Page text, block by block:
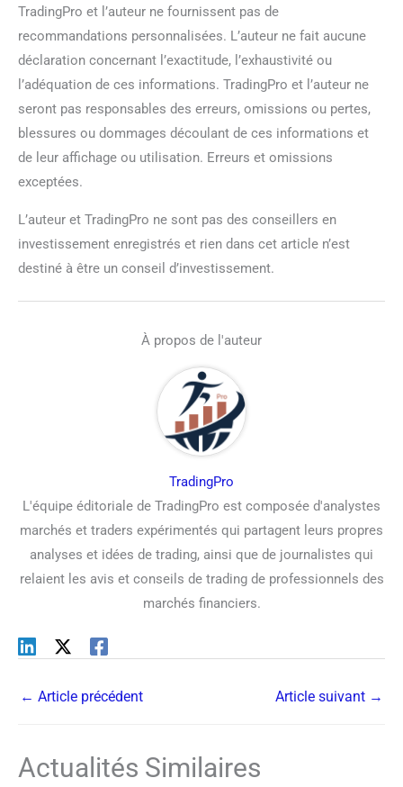
TradingPro et l’auteur ne fournissent pas de
recommandations personnalisées. L’auteur ne fait aucune
déclaration concernant l’exactitude, l’exhaustivité ou
l’adéquation de ces informations. TradingPro et l’auteur ne
seront pas responsables des erreurs, omissions ou pertes,
blessures ou dommages découlant de ces informations et
de leur affichage ou utilisation. Erreurs et omissions
exceptées.
L’auteur et TradingPro ne sont pas des conseillers en
investissement enregistrés et rien dans cet article n’est
destiné à être un conseil d’investissement.
À propos de l'auteur
TradingPro
L'équipe éditoriale de TradingPro est composée d'analystes
marchés et traders expérimentés qui partagent leurs propres
analyses et idées de trading, ainsi que de journalistes qui
relaient les avis et conseils de trading de professionnels des
marchés financiers.
← Article précédent Article suivant →
Actualités Similaires